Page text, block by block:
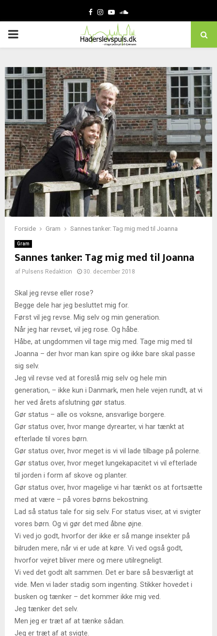
Facebook
Instagram
YoutubeSoundcloud
PRIMARY
Forside Gram Sannes tanker: Tag mig med til Joanna
Gram
Sannes tanker: Tag mig med til Joanna
af Pulsens Redaktion 30. december 2018
Skal jeg revse eller rose?
Begge dele har jeg besluttet mig for.
Først vil jeg revse. Mig selv og min generation.
Når jeg har revset, vil jeg rose. Og håbe.
Håbe, at ungdommen vil tage mig med. Tage mig med til
Joanna – der hvor man kan spire og ikke bare skal passe
sig selv.
Jeg vil revse ved at foreslå mig selv og hele min
generation, – ikke kun i Danmark, men hele vejen rundt, at vi
her ved årets afslutning gør status.
Gør status – alle os voksne, ansvarlige borgere.
Gør status over, hvor mange dyrearter, vi har tænkt at
efterlade til vores børn.
Gør status over, hvor meget is vi vil lade tilbage på polerne.
Gør status over, hvor meget lungekapacitet vi vil efterlade
til jorden i form af skove og planter.
Gør status over, hvor magelige vi har tænkt os at fortsætte
med at være – på vores børns bekostning.
Lad så status tale for sig selv. For status viser, at vi svigter
vores børn. Og vi gør det med åbne øjne.
Vi ved jo godt, hvorfor der ikke er så mange insekter på
bilruden mere, når vi er ude at køre. Vi ved også godt,
hvorfor vejret bliver mere og mere utilregneligt.
Vi ved det godt alt sammen. Det er bare så besværligt at
vide. Men vi lader stadig som ingenting. Stikker hovedet i
busken og tænker – det kommer ikke mig ved.
Jeg tænker det selv.
Men jeg er træt af at tænke sådan.
Jeg er træt af at svigte.